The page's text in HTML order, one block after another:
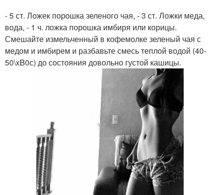
- 5 ст. Ложек порошка зеленого чая, - 3 ст. Ложки меда,
вода, - 1 ч. ложка порошка имбиря или корицы.
Смешайте измельченный в кофемолке зеленый чая с
медом и имбирем и разбавьте смесь теплой водой (40-
50\xB0с) до состояния довольно густой кашицы.